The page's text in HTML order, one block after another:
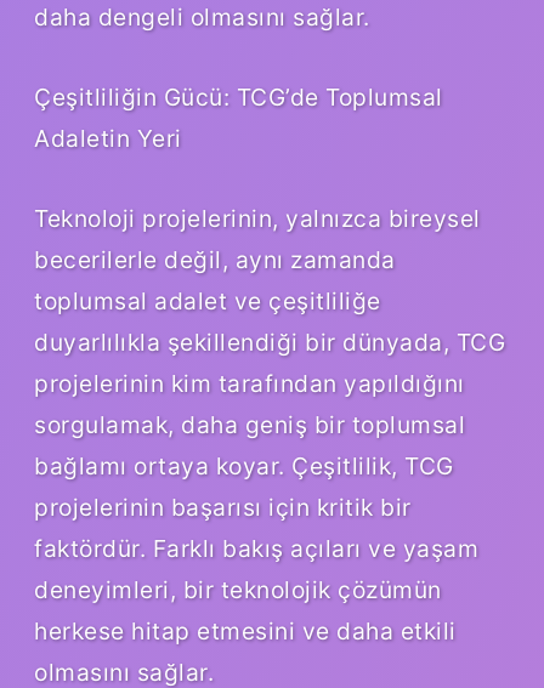
daha dengeli olmasını sağlar.
Çeşitliliğin Gücü: TCG’de Toplumsal
Adaletin Yeri
Teknoloji projelerinin, yalnızca bireysel
becerilerle değil, aynı zamanda
toplumsal adalet ve çeşitliliğe
duyarlılıkla şekillendiği bir dünyada, TCG
projelerinin kim tarafından yapıldığını
sorgulamak, daha geniş bir toplumsal
bağlamı ortaya koyar. Çeşitlilik, TCG
projelerinin başarısı için kritik bir
faktördür. Farklı bakış açıları ve yaşam
deneyimleri, bir teknolojik çözümün
herkese hitap etmesini ve daha etkili
olmasını sağlar.